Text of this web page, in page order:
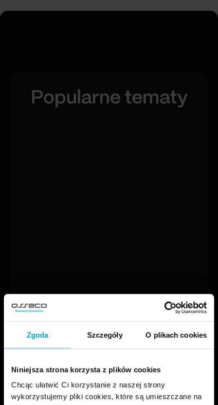
Zgoda Szczegóły O plikach cookies
Niniejsza strona korzysta z plików cookies
Chcąc ułatwić Ci korzystanie z naszej strony
wykorzystujemy pliki cookies, które są umieszczane na
Popularne tematy